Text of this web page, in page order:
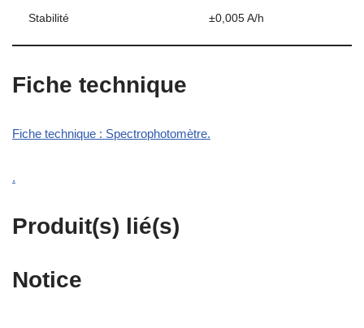
Stabilité ±0,005 A/h
Fiche technique
Fiche technique : Spectrophotomètre.
.
Produit(s) lié(s)
Notice